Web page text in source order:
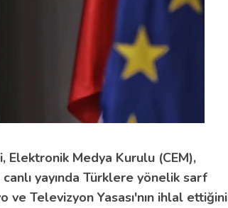
Elektronik Medya Kurulu (CEM),
yayında Türklere yönelik sarf
Televizyon Yasası'nın ihlal ettiğini